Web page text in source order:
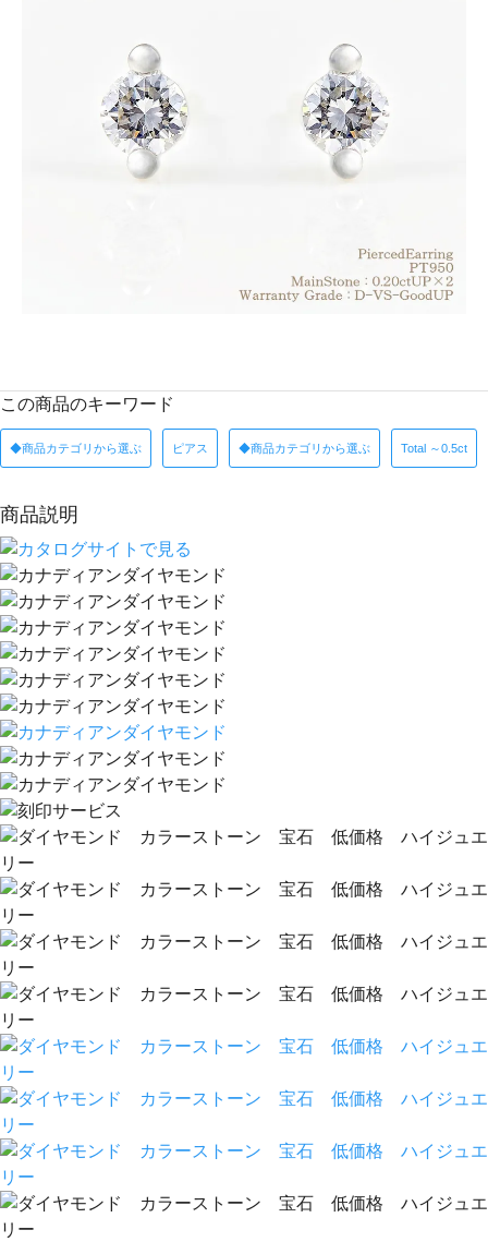
この商品のキーワード
◆商品カテゴリから選ぶ ピアス ◆商品カテゴリから選ぶ Total ～0.5ct
商品説明